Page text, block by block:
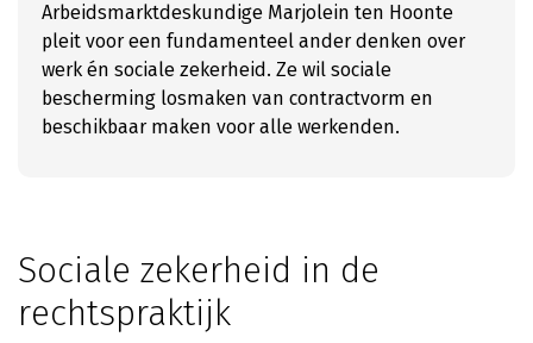
Arbeidsmarktdeskundige Marjolein ten Hoonte
pleit voor een fundamenteel ander denken over
werk én sociale zekerheid. Ze wil sociale
bescherming losmaken van contractvorm en
beschikbaar maken voor alle werkenden.
Sociale zekerheid in de
rechtspraktijk